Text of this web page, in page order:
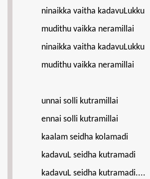
ninaikka vaitha kadavuLukku
mudithu vaikka neramillai
ninaikka vaitha kadavuLukku
mudithu vaikka neramillai
unnai solli kutramillai
ennai solli kutramillai
kaalam seidha kolamadi
kadavuL seidha kutramadi
kadavuL seidha kutramadi....